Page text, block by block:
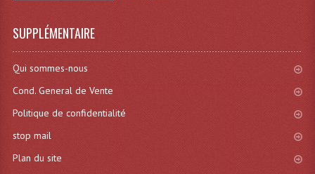
Tables De Mixage DJ
SUPPLÉMENTAIRE
Qui sommes-nous
Cond. General de Vente
Politique de confidentialité
stop mail
Plan du site